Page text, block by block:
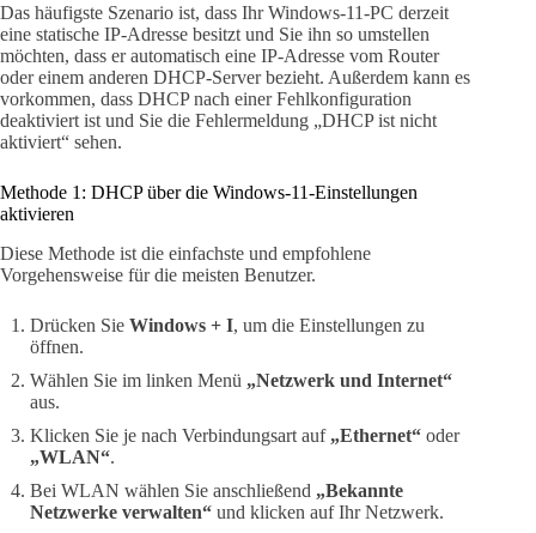
Das häufigste Szenario ist, dass Ihr Windows-11-PC derzeit
eine statische IP-Adresse besitzt und Sie ihn so umstellen
möchten, dass er automatisch eine IP-Adresse vom Router
oder einem anderen DHCP-Server bezieht. Außerdem kann es
vorkommen, dass DHCP nach einer Fehlkonfiguration
deaktiviert ist und Sie die Fehlermeldung „DHCP ist nicht
aktiviert“ sehen.
Methode 1: DHCP über die Windows-11-Einstellungen
aktivieren
Diese Methode ist die einfachste und empfohlene
Vorgehensweise für die meisten Benutzer.
Drücken Sie Windows + I, um die Einstellungen zu
öffnen.
Wählen Sie im linken Menü „Netzwerk und Internet“
aus.
Klicken Sie je nach Verbindungsart auf „Ethernet“ oder
„WLAN“.
Bei WLAN wählen Sie anschließend „Bekannte
Netzwerke verwalten“ und klicken auf Ihr Netzwerk.